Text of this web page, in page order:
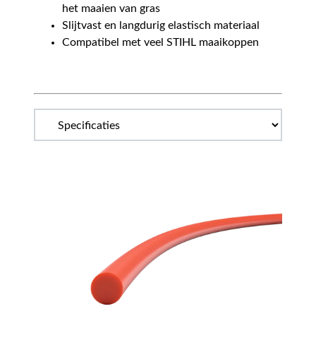
het maaien van gras
Slijtvast en langdurig elastisch materiaal
Compatibel met veel STIHL maaikoppen